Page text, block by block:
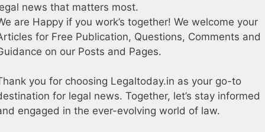
news that matters most.
are Happy if you work’s together! We welcome your
for Free Publication, Questions, Comments and
on our Posts and Pages.
you for choosing Legaltoday.in as your go-to
for legal news. Together, let’s stay informed
engaged in the ever-evolving world of law.